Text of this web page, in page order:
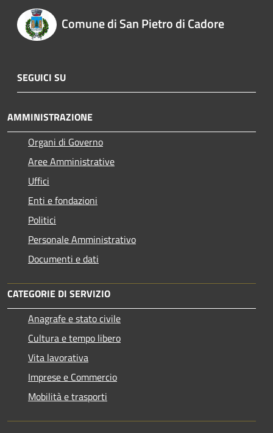
Comune di San Pietro di Cadore
SEGUICI SU
AMMINISTRAZIONE
Organi di Governo
Aree Amministrative
Uffici
Enti e fondazioni
Politici
Personale Amministrativo
Documenti e dati
CATEGORIE DI SERVIZIO
Anagrafe e stato civile
Cultura e tempo libero
Vita lavorativa
Imprese e Commercio
Mobilità e trasporti